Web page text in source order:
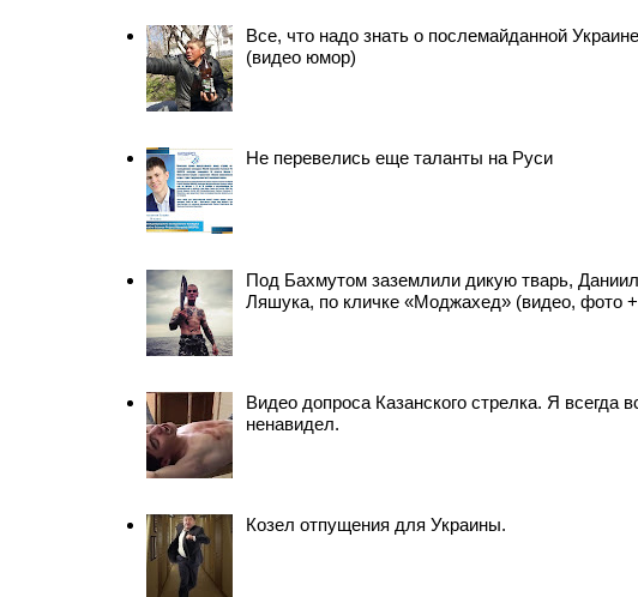
Все, что надо знать о послемайданной Украине
(видео юмор)
Не перевелись еще таланты на Руси
Под Бахмутом заземлили дикую тварь,
Ляшука, по кличке «Моджахед» (видео, фото
Видео допроса Казанского стрелка. Я всегда
ненавидел.
Козел отпущения для Украины.